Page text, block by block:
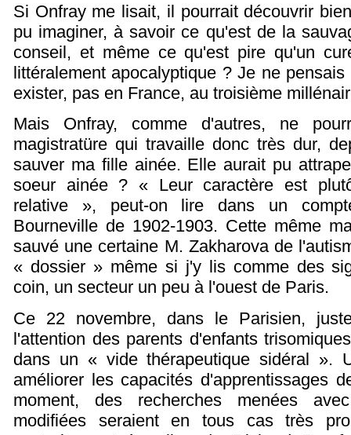
Si Onfray me lisait, il pourrait découvrir
pu imaginer, à savoir ce qu'est de la
conseil, et même ce qu'est pire qu'un
littéralement apocalyptique ? Je ne
exister, pas en France, au troisième
Mais Onfray, comme d'autres, ne
magistratüre qui travaille donc très dur,
sauver ma fille ainée. Elle aurait pu
soeur ainée ? « Leur caractère est
relative », peut-on lire dans un
Bourneville de 1902-1903. Cette même
sauvé une certaine M. Zakharova de
« dossier » même si j'y lis comme des
coin, un secteur un peu à l'ouest de Paris.
Ce 22 novembre, dans le Parisien,
l'attention des parents d'enfants
dans un « vide thérapeutique sidéral ».
améliorer les capacités d'apprentissages
moment, des recherches menées
modifiées seraient en tous cas très